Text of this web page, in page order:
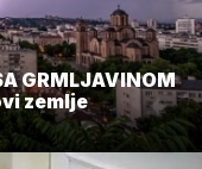
GRMLJAVINOM
zemlje